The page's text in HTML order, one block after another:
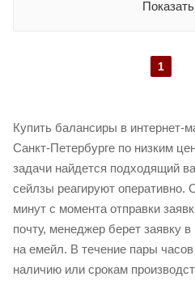
1
Купить балансиры в интернет-
Санкт-Петербурге по низким
задачи найдется подходящий
сейлзы реагируют оперативно.
минут с момента отправки
почту, менеджер берет заявку
на емейл. В течение пары
наличию или срокам